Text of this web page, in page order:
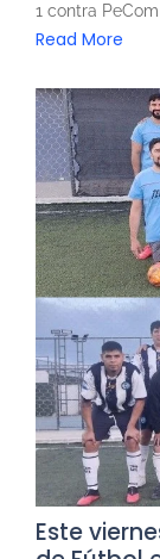
1 contra
Read More
Este